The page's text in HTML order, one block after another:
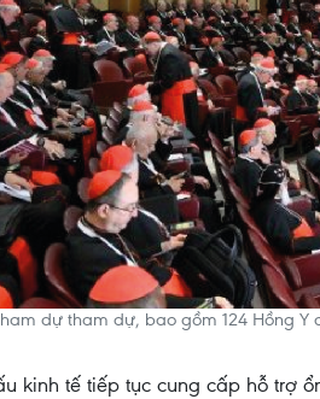
dự tham dự, bao gồm 124 Hồng Y
kinh tế tiếp tục cung cấp hỗ trợ